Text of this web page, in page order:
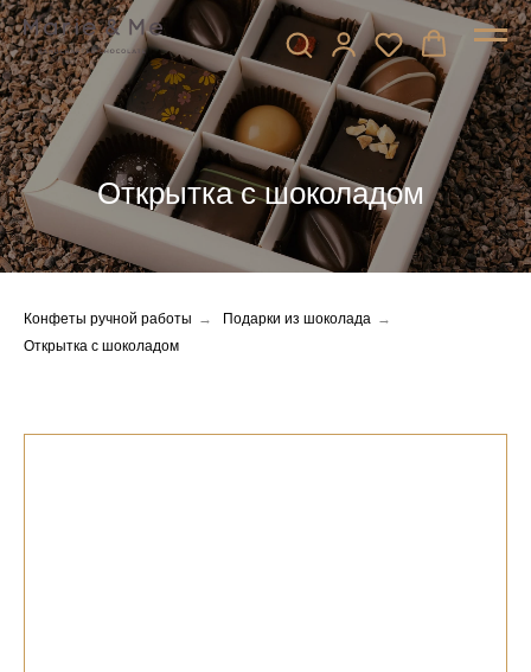
Открытка с шоколадом
Конфеты ручной работы → Подарки из шоколада →
Открытка с шоколадом